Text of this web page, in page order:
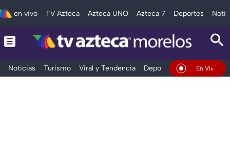
en vivo TV Azteca Azteca UNO Azteca 7 Deportes
Noticias Turismo Viral y Tendencia Deportes Espectáculos
En Vivo